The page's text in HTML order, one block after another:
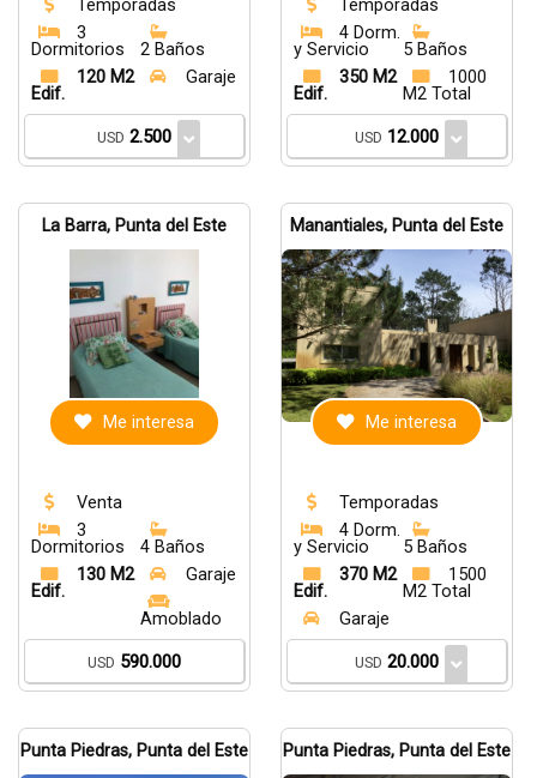
Temporadas
3
Dormitorios
2 Baños
120 M2
Edif.
Garaje
USD 2.500
Temporadas
4 Dorm.
y Servicio
5 Baños
350 M2
Edif.
1000
M2 Total
USD 12.000
La Barra, Punta del Este
Me interesa
Venta
3
Dormitorios
4 Baños
130 M2
Edif.
Garaje
Amoblado
USD 590.000
Manantiales, Punta del Este
Me interesa
Temporadas
4 Dorm.
y Servicio
5 Baños
370 M2
Edif.
1500
M2 Total
Garaje
USD 20.000
Punta Piedras, Punta del Este Punta Piedras, Punta del Este